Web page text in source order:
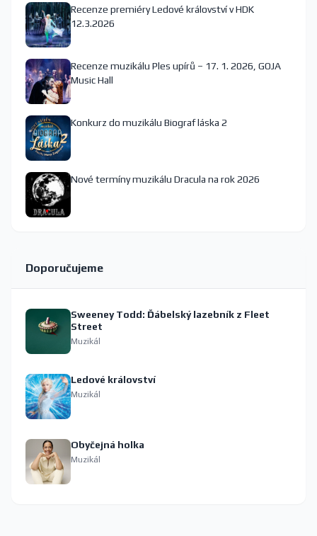
Recenze premiéry Ledové království v HDK
12.3.2026
Recenze muzikálu Ples upírů – 17. 1. 2026, GOJA
Music Hall
Konkurz do muzikálu Biograf láska 2
Nové termíny muzikálu Dracula na rok 2026
Doporučujeme
Sweeney Todd: Ďábelský lazebník z Fleet
Street
Muzikál
Ledové království
Muzikál
Obyčejná holka
Muzikál